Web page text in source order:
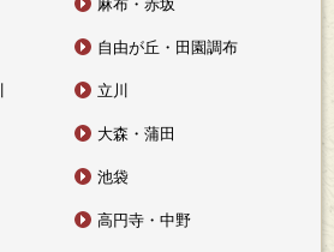
麻布・赤坂
自由が丘・田園調布
立川
大森・蒲田
池袋
高円寺・中野